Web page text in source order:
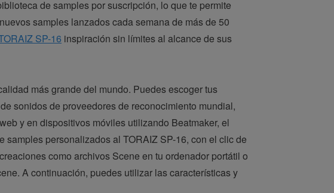
de samples por suscripción, lo que te permite
samples lanzados cada semana de más de 50
SP-16 inspiración sin límites al alcance de sus
más grande del mundo. Puedes escoger tus
sonidos de proveedores de reconocimiento mundial,
y en dispositivos móviles utilizando Beatmaker, el
personalizados al TORAIZ SP-16, con el clic de
como archivos Scene en tu ordenador portátil o
A continuación, puedes utilizar las características y